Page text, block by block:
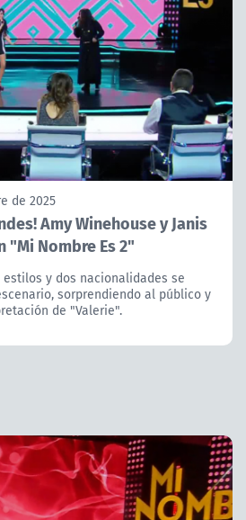
de 2025
Amy Winehouse y Janis
"Mi Nombre Es 2"
estilos y dos nacionalidades se
sorprendiendo al público y
de "Valerie".